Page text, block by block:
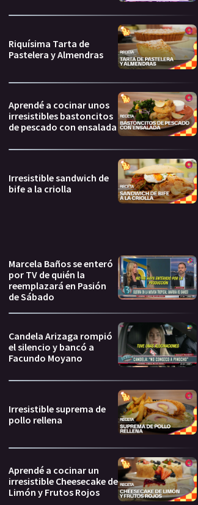
Riquísima Tarta de
Pastelera y Almendras
Aprendé a cocinar unos
irresistibles bastoncitos
de pescado con ensalada
Irresistible sandwich de
bife a la criolla
Marcela Baños se enteró
por TV de quién la
reemplazará en Pasión
de Sábado
Candela Arizaga rompió
el silencio y bancó a
Facundo Moyano
Irresistible suprema de
pollo rellena
Aprendé a cocinar un
irresistible Cheesecake de
Limón y Frutos Rojos